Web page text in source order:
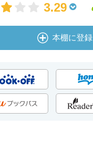
3.29
本棚に登録